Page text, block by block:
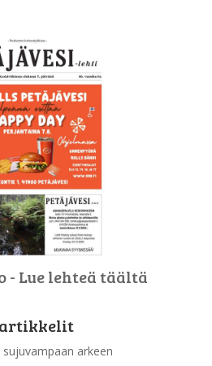
- Lue lehteä täältä
arkeen